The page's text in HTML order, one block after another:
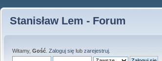
Stanisław Lem - Forum
Witamy, Gość Zaloguj się lub zarejestruj